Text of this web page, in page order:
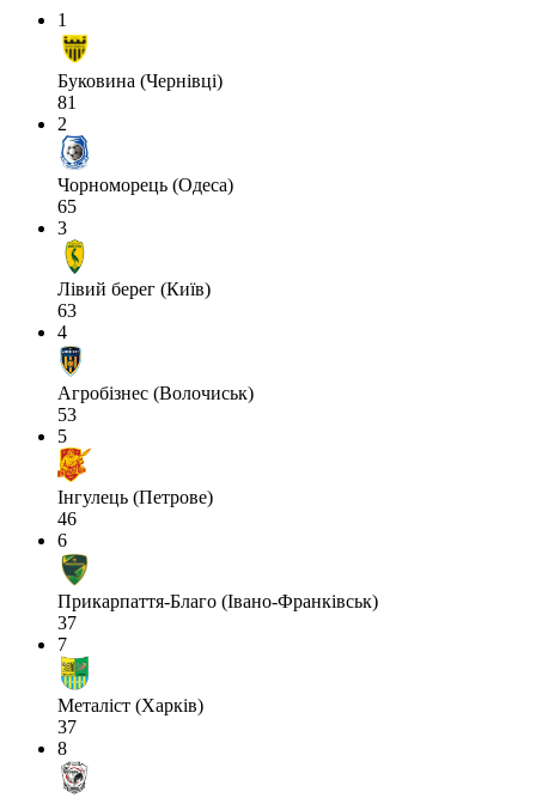
1
Буковина (Чернівці)
81
2
Чорноморець (Одеса)
65
3
Лівий берег (Київ)
63
4
Агробізнес (Волочиськ)
53
5
Інгулець (Петрове)
46
6
Прикарпаття-Благо (Івано-Франківськ)
37
7
Металіст (Харків)
37
8